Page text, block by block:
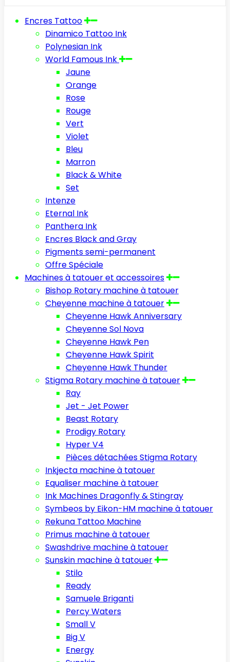
Encres Tattoo
Dinamico Tattoo Ink
Polynesian Ink
World Famous Ink
Jaune
Orange
Rose
Rouge
Vert
Violet
Bleu
Marron
Black & White
Set
Intenze
Eternal Ink
Panthera Ink
Encres Black and Gray
Pigments semi-permanent
Offre Spéciale
Machines à tatouer et accessoires
Bishop Rotary machine à tatouer
Cheyenne machine à tatouer
Cheyenne Hawk Anniversary
Cheyenne Sol Nova
Cheyenne Hawk Pen
Cheyenne Hawk Spirit
Cheyenne Hawk Thunder
Stigma Rotary machine à tatouer
Ray
Jet - Jet Power
Beast Rotary
Prodigy Rotary
Hyper V4
Pièces détachées Stigma Rotary
Inkjecta machine à tatouer
Equaliser machine à tatouer
Ink Machines Dragonfly & Stingray
Symbeos by Eikon-HM machine à tatouer
Rekuna Tattoo Machine
Primus machine à tatouer
Swashdrive machine à tatouer
Sunskin machine à tatouer
Stilo
Ready
Samuele Briganti
Percy Waters
Small V
Big V
Energy